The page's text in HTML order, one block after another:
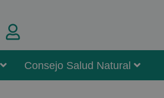
Consejo Salud Natural